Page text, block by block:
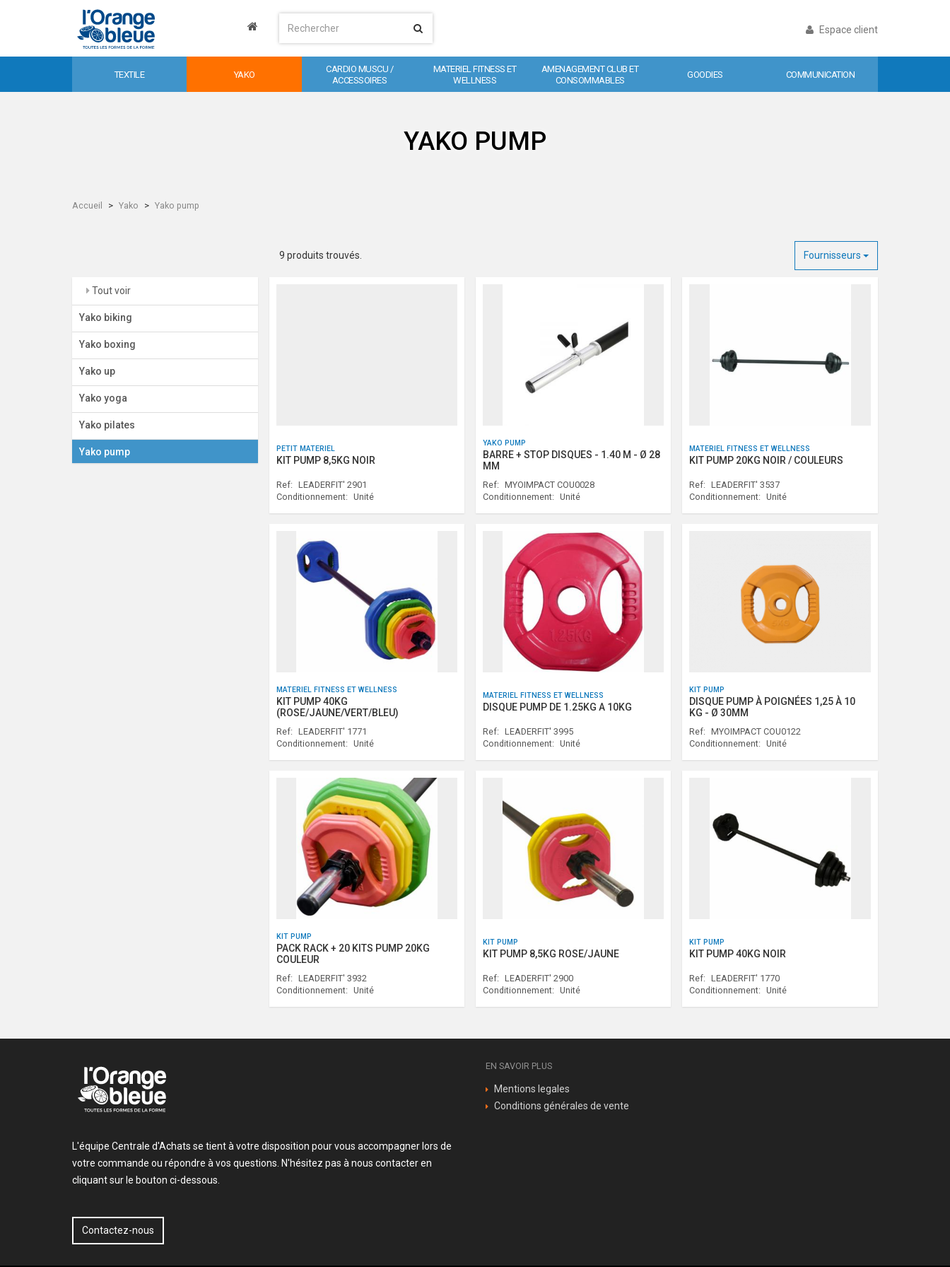
Espace client
TEXTILE YAKO
CARDIO MUSCU /
ACCESSOIRES
MATERIEL FITNESS ET
WELLNESS
AMENAGEMENT CLUB ET
CONSOMMABLES
GOODIES COMMUNICATION
YAKO PUMP
Accueil Yako Yako pump
Fournisseurs
9 produits trouvés.
Tout voir
Yako biking
Yako boxing
Yako up
Yako yoga
Yako pilates
Yako pump PETIT MATERIEL
KIT PUMP 8,5KG NOIR
Ref: LEADERFIT' 2901
Conditionnement: Unité
YAKO PUMP
BARRE + STOP DISQUES - 1.40 M - Ø 28
MM
Ref: MYOIMPACT COU0028
Conditionnement: Unité
MATERIEL FITNESS ET WELLNESS
KIT PUMP 20KG NOIR / COULEURS
Ref:
LEADERFIT' 3537
Conditionnement:
Unité
MATERIEL FITNESS ET WELLNESS
KIT PUMP 40KG
(ROSE/JAUNE/VERT/BLEU)
Ref: LEADERFIT' 1771
Conditionnement: Unité
MATERIEL FITNESS ET WELLNESS
DISQUE PUMP DE 1.25KG A 10KG
Ref: LEADERFIT' 3995
Conditionnement: Unité
KIT PUMP
DISQUE PUMP À POIGNÉES 1,25 À 10
KG - Ø 30MM
Ref:
MYOIMPACT COU0122
Conditionnement:
Unité
KIT PUMP
PACK RACK + 20 KITS PUMP 20KG
COULEUR
Ref: LEADERFIT' 3932
Conditionnement: Unité
KIT PUMP
KIT PUMP 8,5KG ROSE/JAUNE
Ref: LEADERFIT' 2900
Conditionnement: Unité
KIT PUMP
KIT PUMP 40KG NOIR
Ref:
LEADERFIT' 1770
Conditionnement:
Unité
L'équipe Centrale d'Achats se tient à votre disposition pour vous accompagner lors de
votre commande ou répondre à vos questions. N'hésitez pas à nous contacter en
cliquant sur le bouton ci-dessous.
Contactez-nous
EN SAVOIR PLUS
Mentions legales
Conditions générales de vente